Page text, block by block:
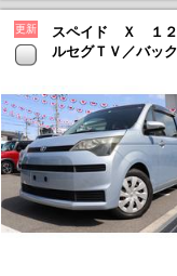
更新
スペイド Ｘ １２
ルセグＴＶ／バッ